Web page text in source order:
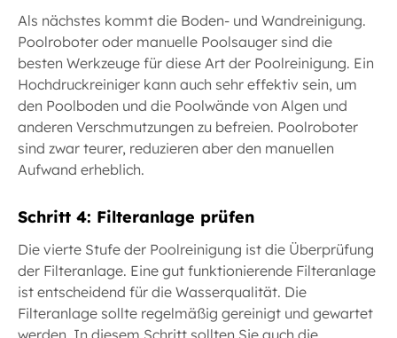
Als nächstes kommt die Boden- und Wandreinigung.
Poolroboter oder manuelle Poolsauger sind die
besten Werkzeuge für diese Art der Poolreinigung. Ein
Hochdruckreiniger kann auch sehr effektiv sein, um
den Poolboden und die Poolwände von Algen und
anderen Verschmutzungen zu befreien. Poolroboter
sind zwar teurer, reduzieren aber den manuellen
Aufwand erheblich.
Schritt 4: Filteranlage prüfen
Die vierte Stufe der Poolreinigung ist die Überprüfung
der Filteranlage. Eine gut funktionierende Filteranlage
ist entscheidend für die Wasserqualität. Die
Filteranlage sollte regelmäßig gereinigt und gewartet